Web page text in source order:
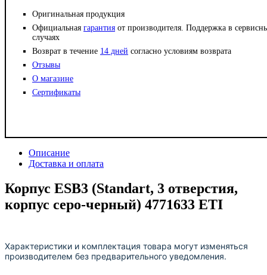
Оригинальная продукция
Официальная гарантия от производителя. Поддержка в
случаях
Возврат в течение 14 дней согласно условиям возврата
Отзывы
О магазине
Сертификаты
Описание
Доставка и оплата
Корпус ESB3 (Standart, 3 отверстия,
корпус серо-черный) 4771633 ETI
Характеристики и комплектация товара могут изменяться
производителем без предварительного уведомления.